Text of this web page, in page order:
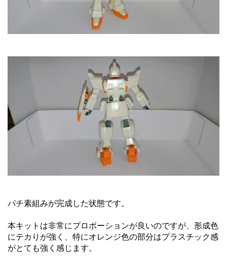
パチ素組みが完成した状態です。
本キットは非常にプロポーションが良いのですが、形成色
にテカりが強く、特にオレンジ色の部分はプラスチック感
がとても強く感じます。